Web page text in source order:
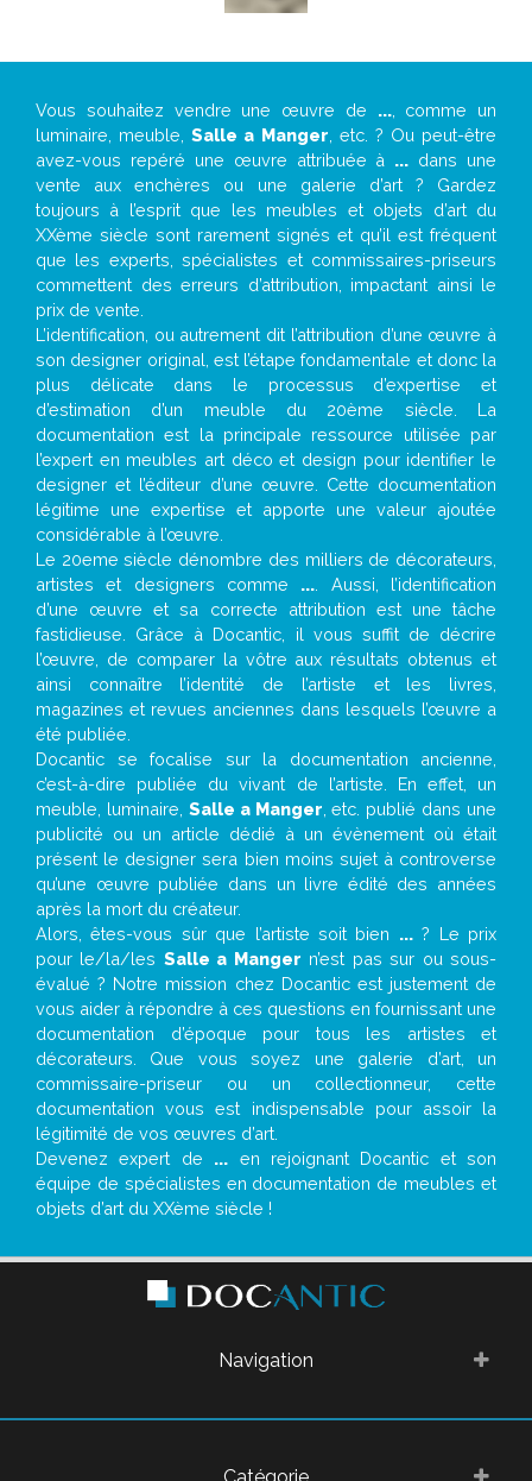
Vous souhaitez vendre une œuvre de ..., comme un
luminaire, meuble,Salle a Manger, etc. ? Ou peut-être
avez-vous repéré une œuvre attribuée à ... dans une
vente aux enchères ou une galerie d’art ? Gardez
toujours à l’esprit que les meubles et objets d’art du
XXème siècle sont rarement signés et qu’il est fréquent
que les experts, spécialistes et commissaires-priseurs
commettent des erreurs d’attribution, impactant ainsi le
prix de vente.
L’identification, ou autrement dit l’attribution d’une œuvre à
son designer original, est l’étape fondamentale et donc la
plus délicate dans le processus d’expertise et
d’estimation d’un meuble du 20ème siècle. La
documentation est la principale ressource utilisée par
l’expert en meubles art déco et design pour identifier le
designer et l’éditeur d’une œuvre. Cette documentation
légitime une expertise et apporte une valeur ajoutée
considérable à l’œuvre.
Le 20eme siècle dénombre des milliers de décorateurs,
artistes et designers comme .... Aussi, l’identification
d’une œuvre et sa correcte attribution est une tâche
fastidieuse. Grâce à Docantic, il vous suffit de décrire
l’œuvre, de comparer la vôtre aux résultats obtenus et
ainsi connaître l’identité de l’artiste et les livres,
magazines et revues anciennes dans lesquels l’œuvre a
été publiée.
Docantic se focalise sur la documentation ancienne,
c’est-à-dire publiée du vivant de l’artiste. En effet, un
meuble, luminaire, Salle a Manger, etc. publié dans une
publicité ou un article dédié à un évènement où était
présent le designer sera bien moins sujet à controverse
qu’une œuvre publiée dans un livre édité des années
après la mort du créateur.
Alors, êtes-vous sûr que l’artiste soit bien ...? Le prix
pour le/la/les Salle a Manger n’est pas sur ou sous-
évalué ? Notre mission chez Docantic est justement de
vous aider à répondre à ces questions en fournissant une
documentation d’époque pour tous les artistes et
décorateurs. Que vous soyez une galerie d’art, un
commissaire-priseur ou un collectionneur, cette
documentation vous est indispensable pour assoir la
légitimité de vos œuvres d’art.
Devenez expert de ... en rejoignant Docantic et son
équipe de spécialistes en documentation de meubles et
objets d’art du XXème siècle !
Navigation